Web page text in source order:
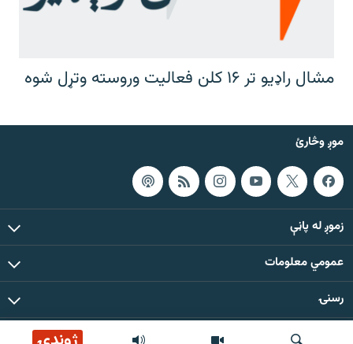
مشال راډیو تر ۱۶ کلن فعالیت وروسته وتړل شوه
موږ وڅارئ
زموږ له پاڼې
عمومي معلومات
رسنۍ
د دې ووبپاڼې د ټولو مطالبو حقوق له مشال راډیو سره خوندي دي